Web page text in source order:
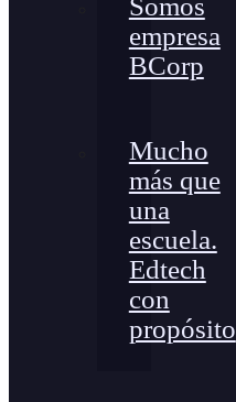
Somos
empresa
BCorp
Mucho
más que
una
escuela.
Edtech
con
propósito